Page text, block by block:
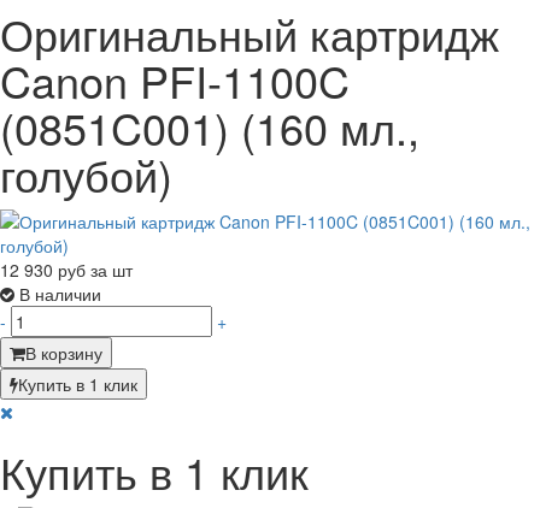
Оригинальный картридж
Canon PFI-1100C
(0851C001) (160 мл.,
голубой)
12 930 руб за шт
В наличии
-
+
В корзину
Купить в 1 клик
Купить в 1 клик